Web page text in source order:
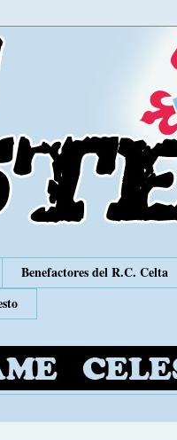
Benefactores del R.C. Celta